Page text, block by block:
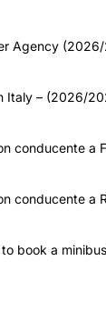
Agency
Italy – (2026/
conducente a
conducente a
book a